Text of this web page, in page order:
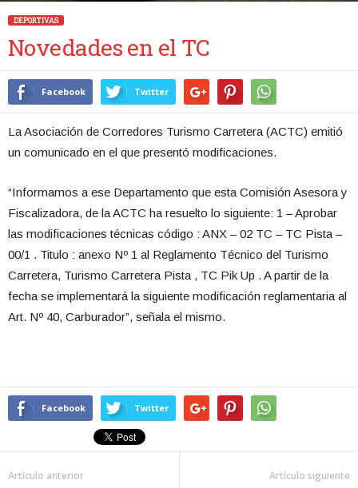
DEPORTIVAS
Novedades en el TC
Facebook Twitter
La Asociación de Corredores Turismo Carretera (ACTC) emitió
un comunicado en el que presentó modificaciones.
“Informamos a ese Departamento que esta Comisión Asesora y
Fiscalizadora, de la ACTC ha resuelto lo siguiente: 1 – Aprobar
las modificaciones técnicas código : ANX – 02 TC – TC Pista –
00/1 . Titulo : anexo Nº 1 al Reglamento Técnico del Turismo
Carretera, Turismo Carretera Pista , TC Pik Up . A partir de la
fecha se implementará la siguiente modificación reglamentaria al
Art. Nº 40, Carburador”, señala el mismo.
Facebook Twitter
Artículo anterior Artículo siguiente